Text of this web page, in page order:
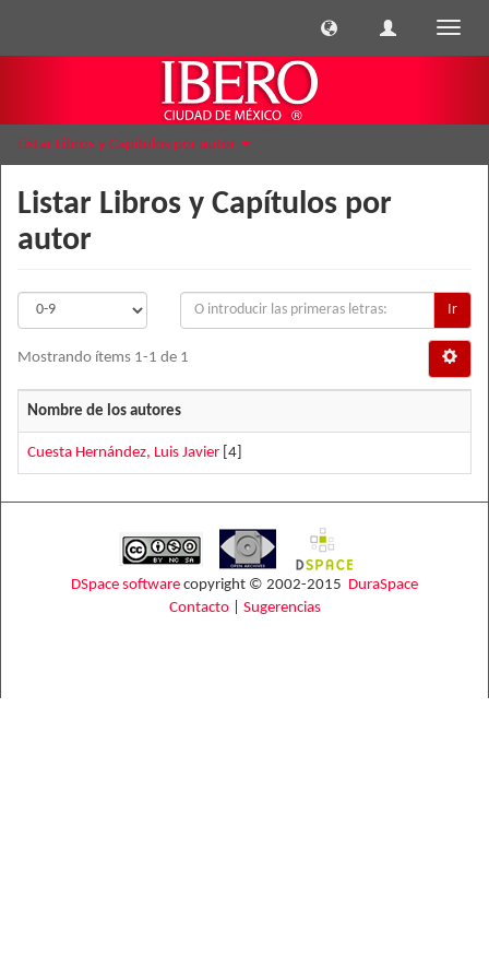
Listar Libros y Capítulos por autor
Listar Libros y Capítulos por
autor
Ir
Mostrando ítems 1-1 de 1
Nombre de los autores
Cuesta Hernández, Luis Javier [4]
DSpace software copyright © 2002-2015 DuraSpace
Contacto| Sugerencias